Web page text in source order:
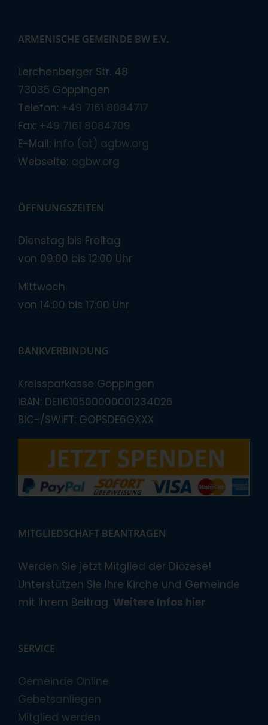
ARMENISCHE GEMEINDE BW E.V.
Lerchenberger Str. 48
73035 Göppingen
Telefon: +49 7161 8084717
Fax: +49 7161 8084709
E-Mail: info (at) agbw.org
Webseite: agbw.org
ÖFFNUNGSZEITEN
Dienstag bis Freitag
von 09:00 bis 12:00 Uhr
Mittwoch
von 14:00 bis 17:00 Uhr
BANKVERBINDUNG
Kreissparkasse Göppingen
IBAN: DE11610500000001234026
BIC-/SWIFT: GOPSDE6GXXX
MITGLIEDSCHAFT BEANTRAGEN
Werden Sie jetzt Mitglied der Diözese!
Unterstützen Sie Ihre Kirche und Gemeinde
mit Ihrem Beitrag. Weitere Infos hier
SERVICE
Gemeinde Online
Gebetsanliegen
Mitglied werden